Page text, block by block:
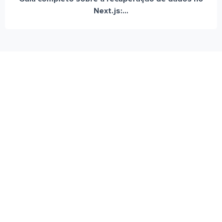
Next.js:...